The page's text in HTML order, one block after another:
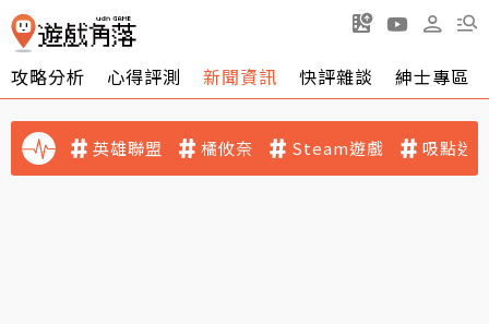
攻略分析 心得評測 新聞資訊 快評雜談 紳士專區
英雄聯盟 橘攸奈 Steam遊戲 吸點迷